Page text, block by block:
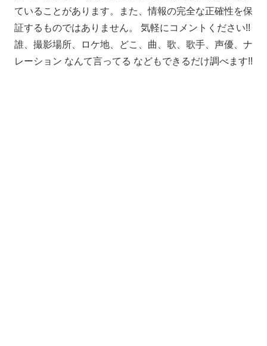
ていることがあります。また、情報の完全な正確性を保
証するものではありません。 気軽にコメントください!!
誰、撮影場所、ロケ地、どこ、曲、歌、歌手、声優、ナ
レーション なんて言ってる などもできるだけ調べます!!